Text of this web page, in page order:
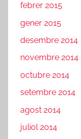
febrer 2015
gener 2015
desembre 2014
novembre 2014
octubre 2014
setembre 2014
agost 2014
juliol 2014